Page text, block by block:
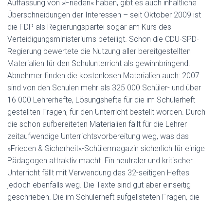
Auffassung von »Frieden« haben, gibt es auch inhaltliche
Überschneidungen der Interessen – seit Oktober 2009 ist
die FDP als Regierungspartei sogar am Kurs des
Verteidigungsministeriums beteiligt. Schon die CDU-SPD-
Regierung bewertete die Nutzung aller bereitgestellten
Materialien für den Schulunterricht als gewinnbringend.
Abnehmer finden die kostenlosen Materialien auch: 2007
sind von den Schulen mehr als 325 000 Schüler- und über
16 000 Lehrerhefte, Lösungshefte für die im Schülerheft
gestellten Fragen, für den Unterricht bestellt worden. Durch
die schon aufbereiteten Materialien fällt für die Lehrer
zeitaufwendige Unterrichtsvorbereitung weg, was das
»Frieden & Sicherheit«-Schülermagazin sicherlich für einige
Pädagogen attraktiv macht. Ein neutraler und kritischer
Unterricht fällt mit Verwendung des 32-seitigen Heftes
jedoch ebenfalls weg. Die Texte sind gut aber einseitig
geschrieben. Die im Schülerheft aufgelisteten Fragen, die